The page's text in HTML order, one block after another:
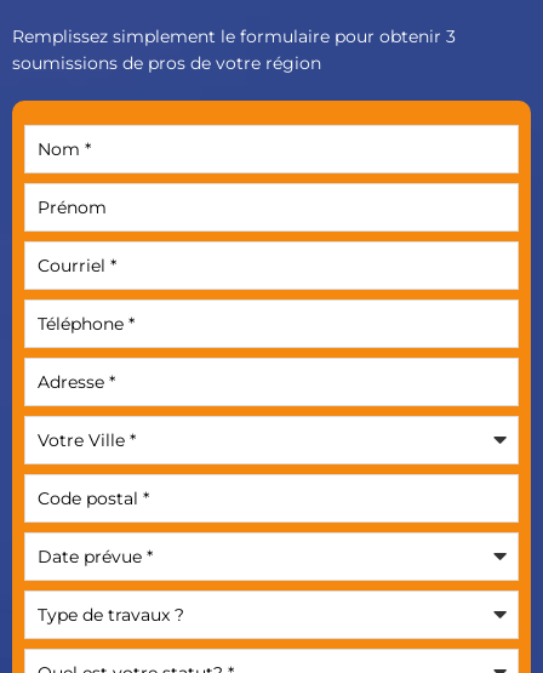
Remplissez simplement le formulaire pour obtenir 3
soumissions de pros de votre région